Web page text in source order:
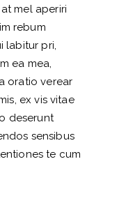
mel aperiri
rebum
labitur pri,
ea mea,
oratio verear
ex vis vitae
deserunt
sensibus
te cum